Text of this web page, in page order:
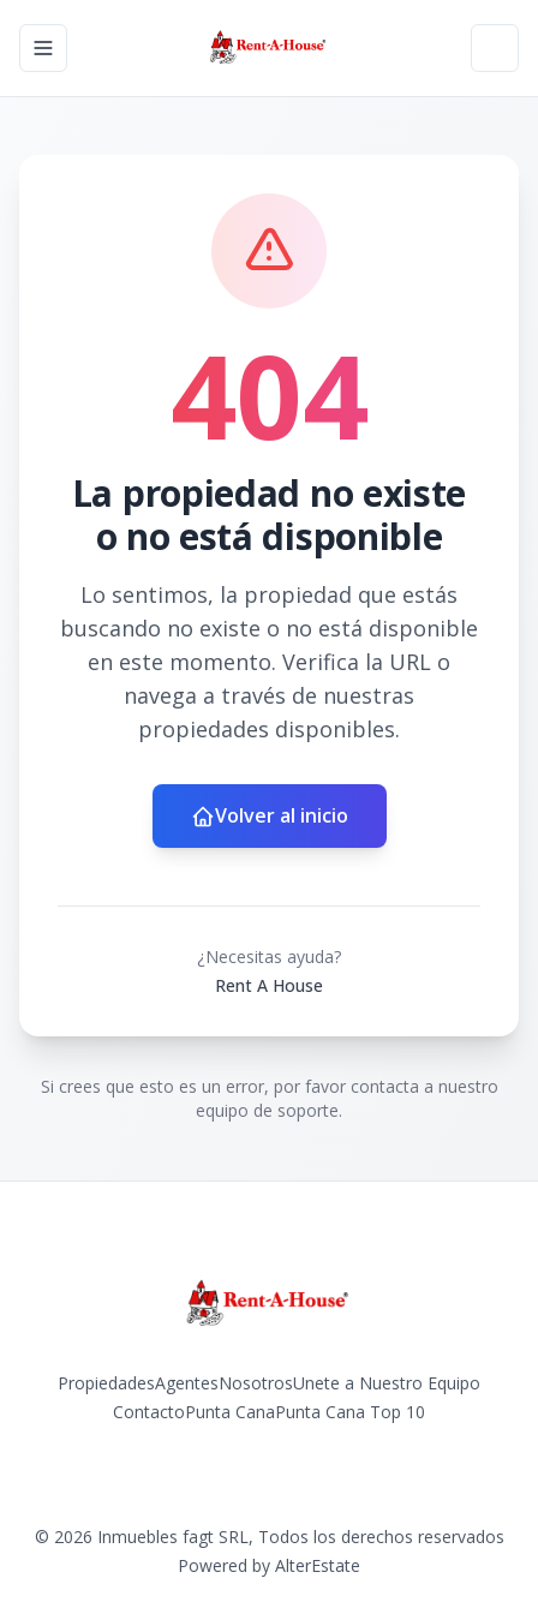
Toggle navigation menu
404
La propiedad no existe
o no está disponible
Lo sentimos, la propiedad que estás
buscando no existe o no está disponible
en este momento. Verifica la URL o
navega a través de nuestras
propiedades disponibles.
Volver al inicio
¿Necesitas ayuda?
Rent A House
Si crees que esto es un error, por favor contacta a nuestro
equipo de soporte.
PropiedadesAgentesNosotrosUnete a Nuestro Equipo
ContactoPunta CanaPunta Cana Top 10
© 2026 Inmuebles fagt SRL, Todos los derechos reservados
Powered by AlterEstate